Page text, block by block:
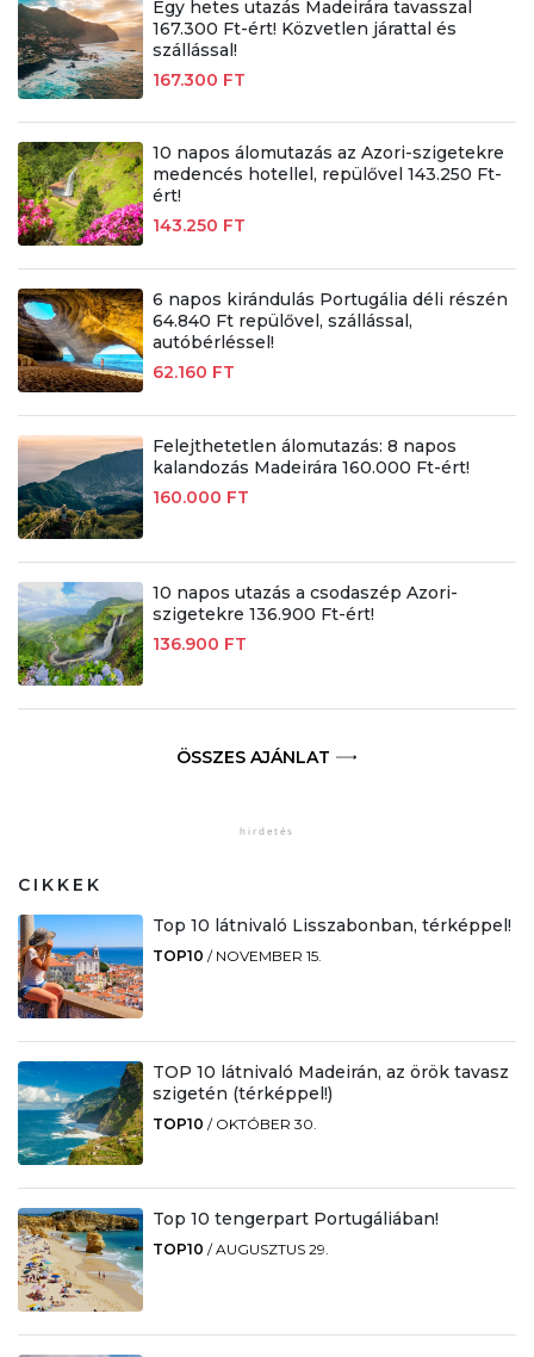
Egy hetes utazás Madeirára tavasszal
167.300 Ft-ért! Közvetlen járattal és
szállással!
167.300 FT
10 napos álomutazás az Azori-szigetekre
medencés hotellel, repülővel 143.250 Ft-
ért!
143.250 FT
6 napos kirándulás Portugália déli részén
64.840 Ft repülővel, szállással,
autóbérléssel!
62.160 FT
Felejthetetlen álomutazás: 8 napos
kalandozás Madeirára 160.000 Ft-ért!
160.000 FT
10 napos utazás a csodaszép Azori-
szigetekre 136.900 Ft-ért!
136.900 FT
ÖSSZES AJÁNLAT
CIKKEK
Top 10 látnivaló Lisszabonban, térképpel!
TOP10 / NOVEMBER 15.
TOP 10 látnivaló Madeirán, az örök tavasz
szigetén (térképpel!)
TOP10 / OKTÓBER 30.
Top 10 tengerpart Portugáliában!
TOP10 /AUGUSZTUS 29.